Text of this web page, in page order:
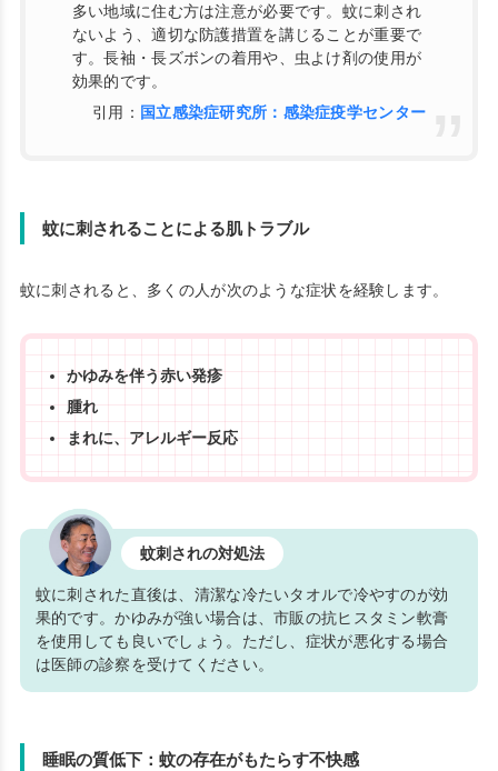
多い地域に住む方は注意が必要です。蚊に刺され
ないよう、適切な防護措置を講じることが重要で
す。長袖・長ズボンの着用や、虫よけ剤の使用が
効果的です。
引用： 国立感染症研究所：感染症疫学センター
蚊に刺されることによる肌トラブル
蚊に刺されると、多くの人が次のような症状を経験します。
かゆみを伴う赤い発疹
腫れ
まれに、アレルギー反応
蚊刺されの対処法
蚊に刺された直後は、清潔な冷たいタオルで冷やすのが効
果的です。かゆみが強い場合は、市販の抗ヒスタミン軟膏
を使用しても良いでしょう。ただし、症状が悪化する場合
は医師の診察を受けてください。
睡眠の質低下：蚊の存在がもたらす不快感